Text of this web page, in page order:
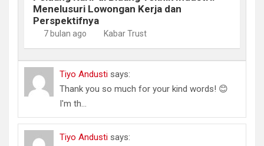
Menelusuri Lowongan Kerja dan
Perspektifnya
7 bulan ago Kabar Trust
Tiyo Andusti says:
Thank you so much for your kind words! 😊
I'm th...
Tiyo Andusti says: